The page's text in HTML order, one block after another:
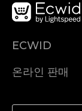
ECWID
도움말 센터
온라인 판매
페이스북에서 판